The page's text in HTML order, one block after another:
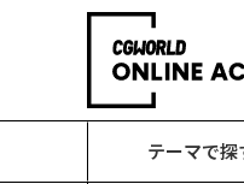
テーマで探